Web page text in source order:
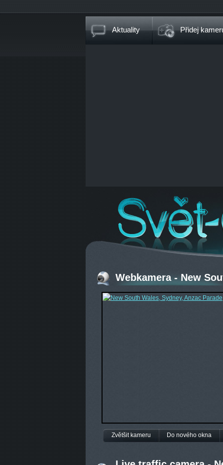
Aktuality Přidej
Webkamera - New
Zvětšit kameru Do nového okna